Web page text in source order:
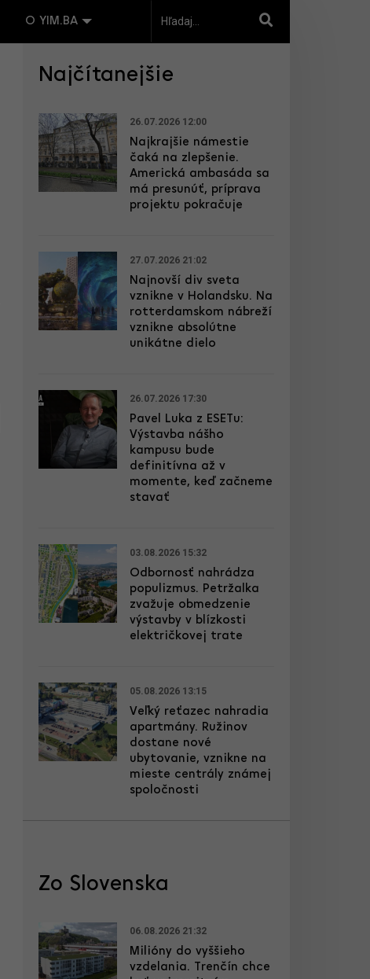
O YIM.BA
Najčítanejšie
26.07.2026 12:00
Najkrajšie námestie
čaká na zlepšenie.
Americká ambasáda sa
má presunúť, príprava
projektu pokračuje
27.07.2026 21:02
Najnovší div sveta
vznikne v Holandsku. Na
rotterdamskom nábreží
vznikne absolútne
unikátne dielo
26.07.2026 17:30
Pavel Luka z ESETu:
Výstavba nášho
kampusu bude
definitívna až v
momente, keď začneme
stavať
03.08.2026 15:32
Odbornosť nahrádza
populizmus. Petržalka
zvažuje obmedzenie
výstavby v blízkosti
električkovej trate
05.08.2026 13:15
Veľký reťazec nahradia
apartmány. Ružinov
dostane nové
ubytovanie, vznikne na
mieste centrály známej
spoločnosti
Zo Slovenska
06.08.2026 21:32
Milióny do vyššieho
vzdelania. Trenčín chce